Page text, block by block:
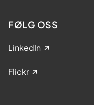
FØLG OSS
LinkedIn
Flickr